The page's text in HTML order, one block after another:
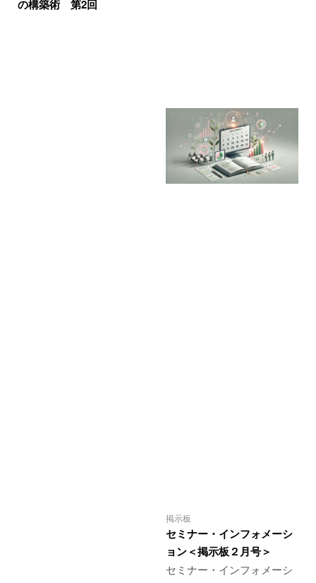
の構築術 第2回
掲示板
セミナー・インフォメーシ
ョン＜掲示板２月号＞
セミナー・インフォメーシ